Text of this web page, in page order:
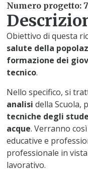
Numero progetto:
Obiettivo di questa
salute della
formazione dei
tecnico.
Nello specifico, si
analisi della Scuola,
tecniche degli
acque. Verranno
educative e
professionale in
lavorativo.